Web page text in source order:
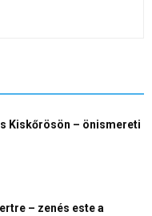
Kiskőrösön – önismereti
– zenés este a